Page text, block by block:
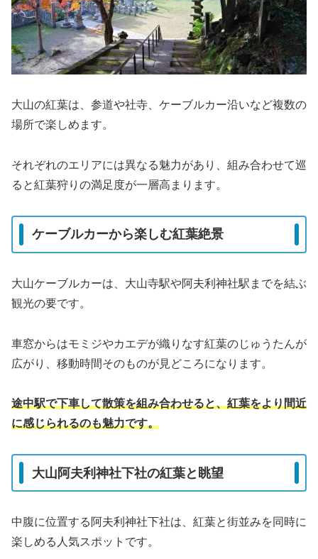
大山の紅葉は、参道や社寺、ケーブルカー沿いなど複数の
場所で楽しめます。
それぞれのエリアには異なる魅力があり、組み合わせて巡
ると紅葉狩りの満足度が一層高まります。
ケーブルカーから楽しむ紅葉絶景
大山ケーブルカーは、大山寺駅や阿夫利神社駅までを結ぶ
観光の要です。
車窓からはモミジやカエデが織りなす紅葉のじゅうたんが
広がり、移動時間そのものが見どころになります。
途中駅で下車して散策を組み合わせると、紅葉をより間近
に感じられるのも魅力です。
大山阿夫利神社下社の紅葉と眺望
中腹に位置する阿夫利神社下社は、紅葉と街並みを同時に
楽しめる人気スポットです。